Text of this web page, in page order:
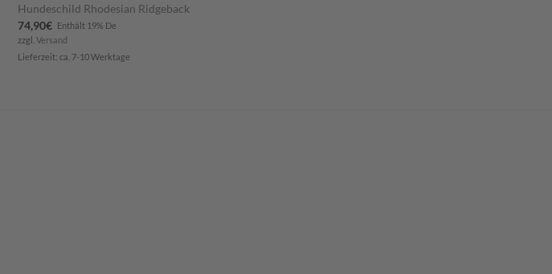
Hundeschild Rhodesian Ridgeback
74,90€ Enthält 19% De
zzgl.Versand
Lieferzeit: ca. 7-10 Werktage